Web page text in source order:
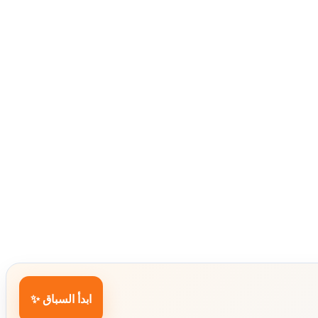
ابدأ السباق ✨